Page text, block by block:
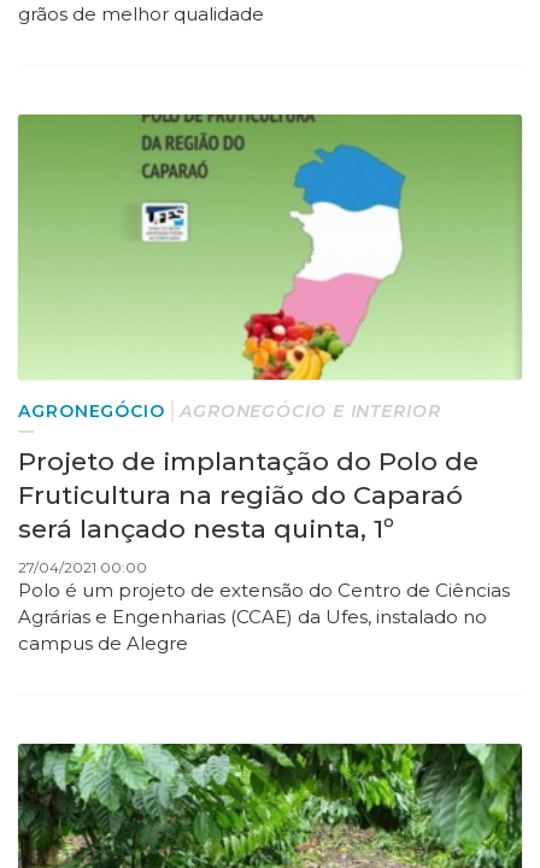
grãos de melhor qualidade
AGRONEGÓCIO AGRONEGÓCIO E INTERIOR
Projeto de implantação do Polo de
Fruticultura na região do Caparaó
será lançado nesta quinta, 1º
27/04/2021 00:00
Polo é um projeto de extensão do Centro de Ciências
Agrárias e Engenharias (CCAE) da Ufes, instalado no
campus de Alegre